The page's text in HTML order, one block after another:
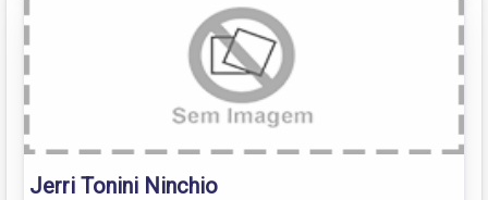
Jerri Tonini Ninchio